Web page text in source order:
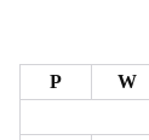
P
W